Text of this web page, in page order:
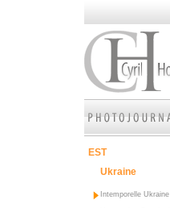
EST
Ukraine
Intemporelle Ukraine